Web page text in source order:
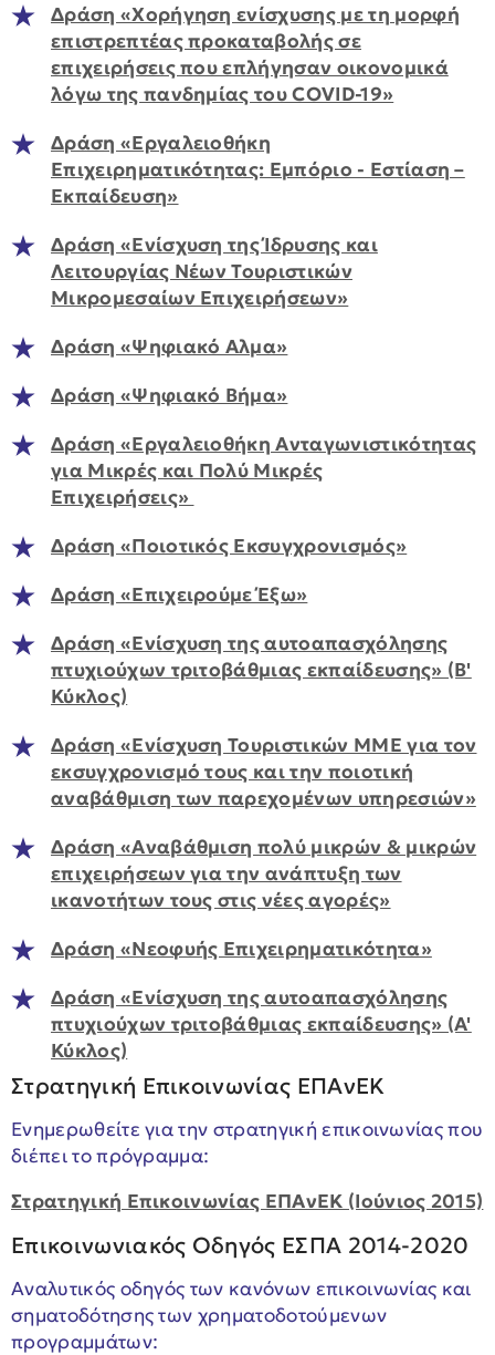
Δράση «Χορήγηση ενίσχυσης με τη μορφή
επιστρεπτέας προκαταβολής σε
επιχειρήσεις που επλήγησαν οικονομικά
λόγω της πανδημίας του COVID-19»
Δράση «Εργαλειοθήκη
Επιχειρηματικότητας: Εμπόριο - Εστίαση –
Εκπαίδευση»
Δράση «Ενίσχυση της Ίδρυσης και
Λειτουργίας Νέων Τουριστικών
Μικρομεσαίων Επιχειρήσεων»
Δράση «Ψηφιακό Αλμα»
Δράση «Ψηφιακό Βήμα»
Δράση «Eργαλειοθήκη Ανταγωνιστικότητας
για Μικρές και Πολύ Μικρές
Επιχειρήσεις»
Δράση «Ποιοτικός Εκσυγχρονισμός»
Δράση «Επιχειρούμε Έξω»
Δράση «Ενίσχυση της αυτοαπασχόλησης
πτυχιούχων τριτοβάθμιας εκπαίδευσης» (Β'
Κύκλος)
Δράση «Ενίσχυση Τουριστικών ΜΜΕ για τον
εκσυγχρονισμό τους και την ποιοτική
αναβάθμιση των παρεχομένων υπηρεσιών»
Δράση «Αναβάθμιση πολύ μικρών & μικρών
επιχειρήσεων για την ανάπτυξη των
ικανοτήτων τους στις νέες αγορές»
Δράση «Νεοφυής Επιχειρηματικότητα»
Δράση «Ενίσχυση της αυτοαπασχόλησης
πτυχιούχων τριτοβάθμιας εκπαίδευσης» (Α'
Κύκλος)
Στρατηγική Επικοινωνίας ΕΠΑνΕΚ
Ενημερωθείτε για την στρατηγική επικοινωνίας που
διέπει το πρόγραμμα:
Στρατηγική Επικοινωνίας ΕΠΑνΕΚ (Ιούνιος 2015)
Επικοινωνιακός Οδηγός ΕΣΠΑ 2014-2020
Αναλυτικός οδηγός των κανόνων επικοινωνίας και
σηματοδότησης των χρηματοδοτούμενων
προγραμμάτων: